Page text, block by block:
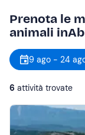
Prenota le
animali
9 ago - 24
6 attività trovate